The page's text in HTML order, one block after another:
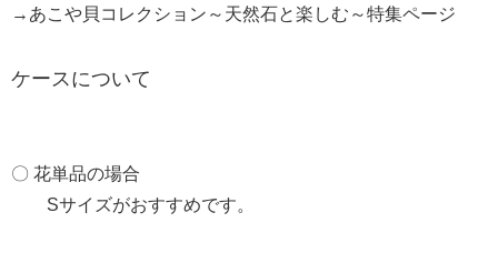
→ あこや貝コレクション～天然石と楽しむ～特集ページ
ケースについて
〇 花単品の場合
Sサイズがおすすめです。